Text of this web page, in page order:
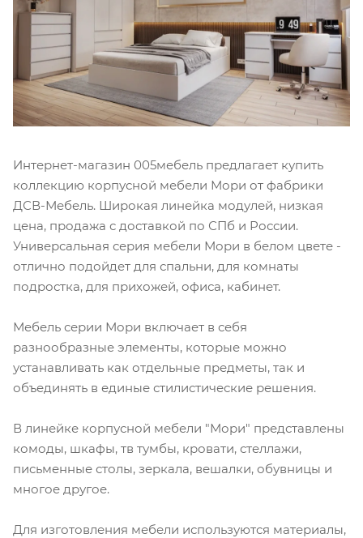
Интернет-магазин 005мебель предлагает купить
коллекцию корпусной мебели Мори от фабрики
ДСВ-Мебель. Широкая линейка модулей, низкая
цена, продажа с доставкой по СПб и России.
Универсальная серия мебели Мори в белом цвете -
отлично подойдет для спальни, для комнаты
подростка, для прихожей, офиса, кабинет.
Мебель серии Мори включает в себя
разнообразные элементы, которые можно
устанавливать как отдельные предметы, так и
объединять в единые стилистические решения.
В линейке корпусной мебели "Мори" представлены
комоды, шкафы, тв тумбы, кровати, стеллажи,
письменные столы, зеркала, вешалки, обувницы и
многое другое.
Для изготовления мебели используются материалы,